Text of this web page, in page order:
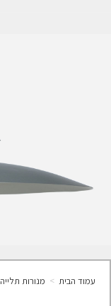
עמוד הבית > מנורות תלייה